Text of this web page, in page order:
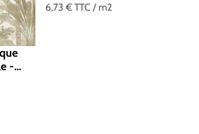
-
6,73 €TTC / m2